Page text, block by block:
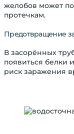
желобов может
протечкам.
Предотвращение
В засорённых
появиться белки
риск заражения